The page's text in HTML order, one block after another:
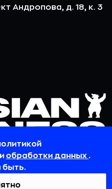
Андропова, д. 18, к. 3
7729703526, КПП 772501001,
и обработки данных .
быть.